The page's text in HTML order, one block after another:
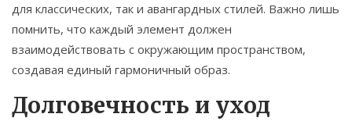
для классических, так и авангардных стилей. Важно лишь
помнить, что каждый элемент должен
взаимодействовать с окружающим пространством,
создавая единый гармоничный образ.
Долговечность и уход